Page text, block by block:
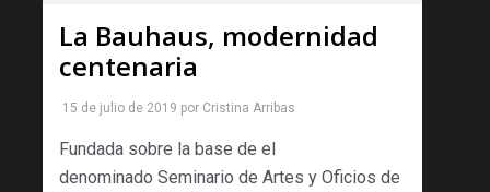
La Bauhaus, modernidad
centenaria
15 de julio de 2019 por Cristina Arribas
Fundada sobre la base de el
denominado Seminario de Artes y Oficios de